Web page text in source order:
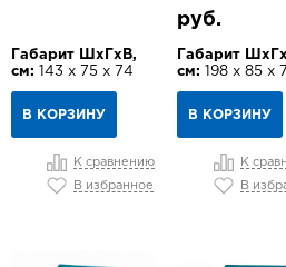
Габарит ШхГхВ,
см: 143 х 75 х 74
В КОРЗИНУ
К сравнению
В избранное
руб.
Габарит
см:
198 х 85 х
В КОРЗИНУ
К
В